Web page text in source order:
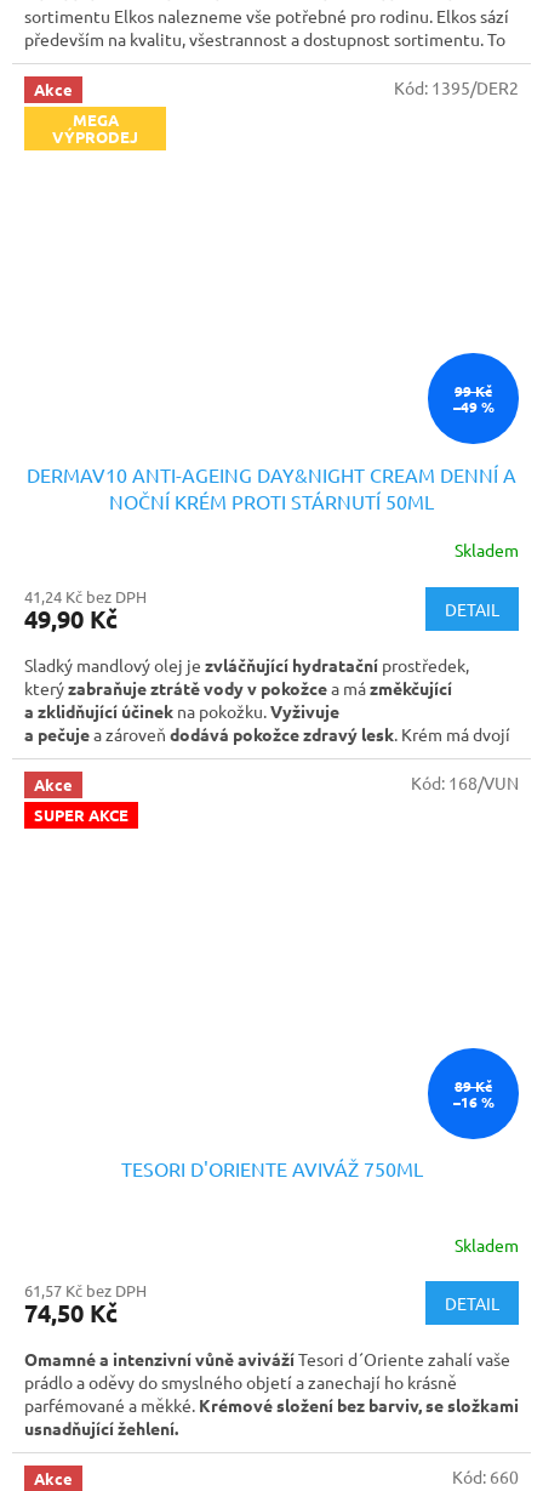
sortimentu Elkos nalezneme vše potřebné pro rodinu. Elkos sází
především na kvalitu, všestrannost a dostupnost sortimentu. To
vše se snaží zákazníkům nabízet za velmi rozumné ceny. Mezi
běžnými zákazníky je tato značka v Německu velmi rozšířena a
oblíbena.
Akce
MEGA
VÝPRODEJ
99 Kč
–49 %
DERMAV10 ANTI-AGEING DAY&NIGHT CREAM DENNÍ A
NOČNÍ KRÉM PROTI STÁRNUTÍ 50ML
Skladem
41,24 Kč bez DPH
49,90 Kč DETAIL
Sladký mandlový olej je zvláčňující hydratační prostředek,
kterýzabraňuje ztrátě vody v pokožcea mázměkčující
a zklidňující účinek na pokožku. Vyživuje
a pečujea zároveň dodává pokožce zdravý lesk . Krém má dvojí
využití jakodenní i noční krém, takže není třeba používat různé
krémy, to znamená, že ušetříte 50% obalů, což nám všem
pomáhá přispět k ochraně životního prostředí. Netestováno
na zvířatech. Vhodné
Kód: 1395/DER2
Akce
SUPER AKCE
89 Kč
–16 %
TESORI D'ORIENTE AVIVÁŽ 750ML
Skladem
61,57 Kč bez DPH
74,50 Kč DETAIL
Omamné a intenzivní vůně avivážíTesori d´Oriente zahalí vaše
prádlo a oděvy do smyslného objetí a zanechají ho krásně
parfémované a měkké. Krémové složení bez barviv, se složkami
usnadňující žehlení.
Kód: 168/VUN
Akce
Kód: 660